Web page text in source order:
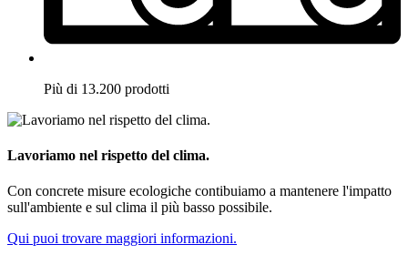
Più di 13.200 prodotti
Lavoriamo nel rispetto del clima.
Con concrete misure ecologiche contibuiamo a mantenere l'impatto
sull'ambiente e sul clima il più basso possibile.
Qui puoi trovare maggiori informazioni.